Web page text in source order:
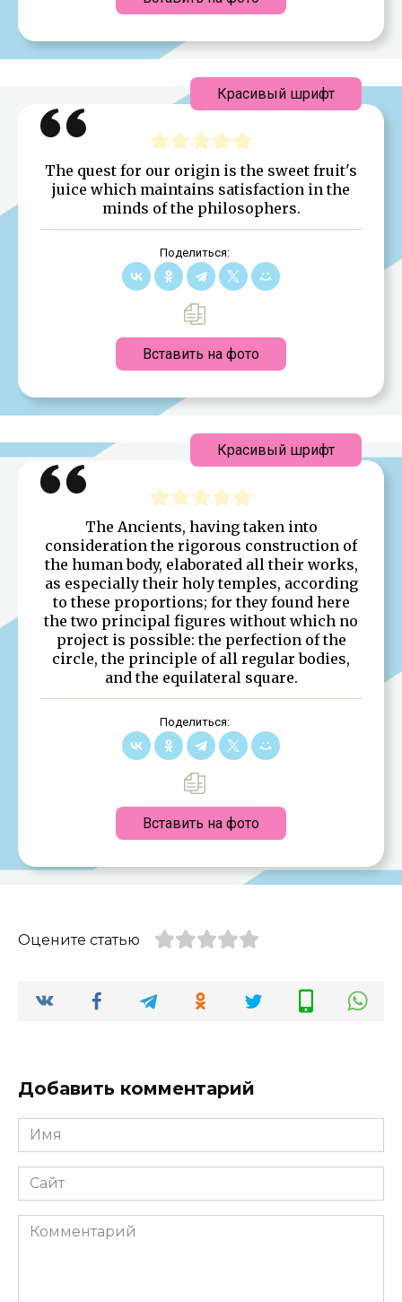
The quest for our origin is the sweet fruit's
juice which maintains satisfaction in the
minds of the philosophers.
Поделиться:
Вставить на фото
Красивый шрифт
The Ancients, having taken into
consideration the rigorous construction of
the human body, elaborated all their works,
as especially their holy temples, according
to these proportions; for they found here
the two principal figures without which no
project is possible: the perfection of the
circle, the principle of all regular bodies,
and the equilateral square.
Поделиться:
Вставить на фото
Красивый шрифт
Оцените статью
Добавить комментарий
Имя
*
Сайт
Комментарий